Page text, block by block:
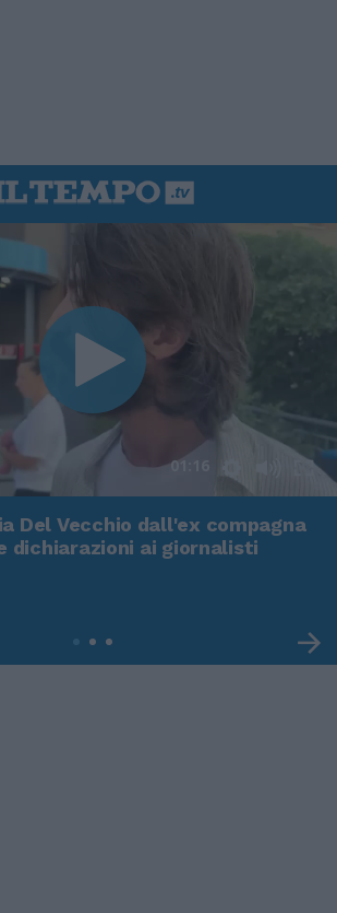
01:16
Del Vecchio dall'ex compagna
dichiarazioni ai giornalisti